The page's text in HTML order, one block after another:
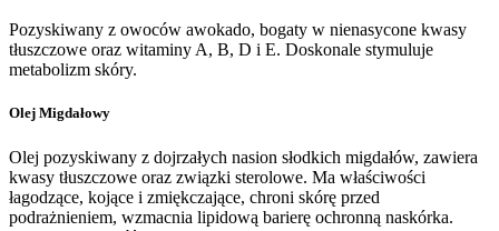
Pozyskiwany z owoców awokado, bogaty w nienasycone kwasy
tłuszczowe oraz witaminy A, B, D i E. Doskonale stymuluje
metabolizm skóry.
Olej Migdałowy
Olej pozyskiwany z dojrzałych nasion słodkich migdałów, zawiera
kwasy tłuszczowe oraz związki sterolowe. Ma właściwości
łagodzące, kojące i zmiękczające, chroni skórę przed
podrażnieniem, wzmacnia lipidową barierę ochronną naskórka.